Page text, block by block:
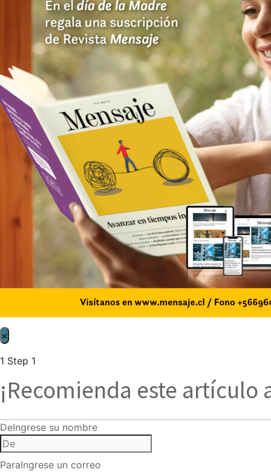
×
1 Step 1
¡Recomienda este artículo
DeIngrese su nombre
ParaIngrese un correo